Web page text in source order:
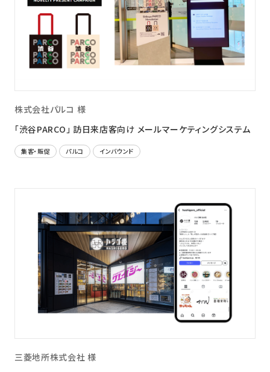
株式会社パルコ 様
「渋谷PARCO」 訪日来店客向け メールマーケティングシステム
集客・販促 パルコ インバウンド
三菱地所株式会社 様